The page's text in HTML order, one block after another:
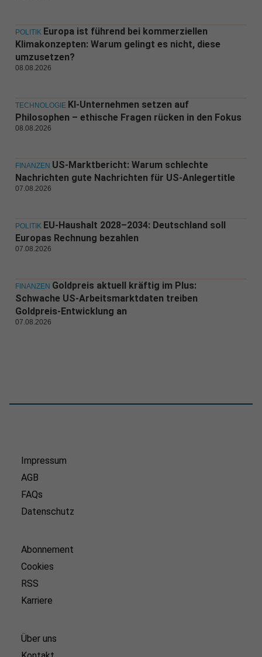
POLITIK Europa ist führend bei kommerziellen
Klimakonzepten: Warum gelingt es nicht, diese
umzusetzen?
08.08.2026
TECHNOLOGIE KI-Unternehmen setzen auf
Philosophen – ethische Fragen rücken in den Fokus
08.08.2026
FINANZEN US-Marktbericht: Warum schlechte
Nachrichten gute Nachrichten für US-Anlegertitle
07.08.2026
POLITIK EU-Haushalt 2028–2034: Deutschland soll
Europas Rechnung bezahlen
07.08.2026
FINANZEN Goldpreis aktuell kräftig im Plus:
Schwache US-Arbeitsmarktdaten treiben
Goldpreis-Entwicklung an
07.08.2026
Impressum
AGB
FAQs
Datenschutz
Abonnement
Cookies
RSS
Karriere
Über uns